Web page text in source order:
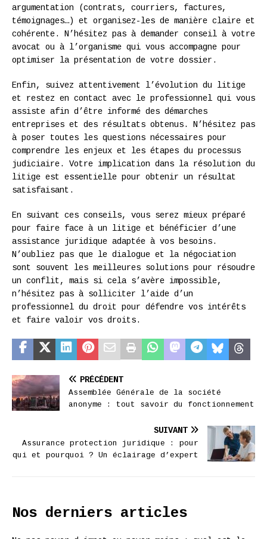
argumentation (contrats, courriers, factures,
témoignages…) et organisez-les de manière claire et
cohérente. N’hésitez pas à demander conseil à votre
avocat ou à l’organisme qui vous accompagne pour
optimiser la présentation de votre dossier.
Enfin, suivez attentivement l’évolution du litige
et restez en contact avec le professionnel qui vous
assiste afin d’être informé des démarches
entreprises et des résultats obtenus. N’hésitez pas
à poser toutes les questions nécessaires pour
comprendre les enjeux et les étapes du processus
judiciaire. Votre implication dans la résolution du
litige est essentielle pour obtenir un résultat
satisfaisant.
En suivant ces conseils, vous serez mieux préparé
pour faire face à un litige et bénéficier d’une
assistance juridique adaptée à vos besoins.
N’oubliez pas que le dialogue et la négociation
sont souvent les meilleures solutions pour résoudre
un conflit, mais si cela s’avère impossible,
n’hésitez pas à solliciter l’aide d’un
professionnel du droit pour défendre vos intérêts
et faire valoir vos droits.
PRÉCÉDENT
Assemblée Générale de la société
anonyme : tout savoir du fonctionnement
SUIVANT
Assurance protection juridique : pour
qui et pourquoi ? Un éclairage d’expert
Nos derniers articles